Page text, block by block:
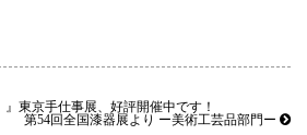
東京手仕事展、好評開催中です！
第54回全国漆器展より ー美術工芸品部門ー